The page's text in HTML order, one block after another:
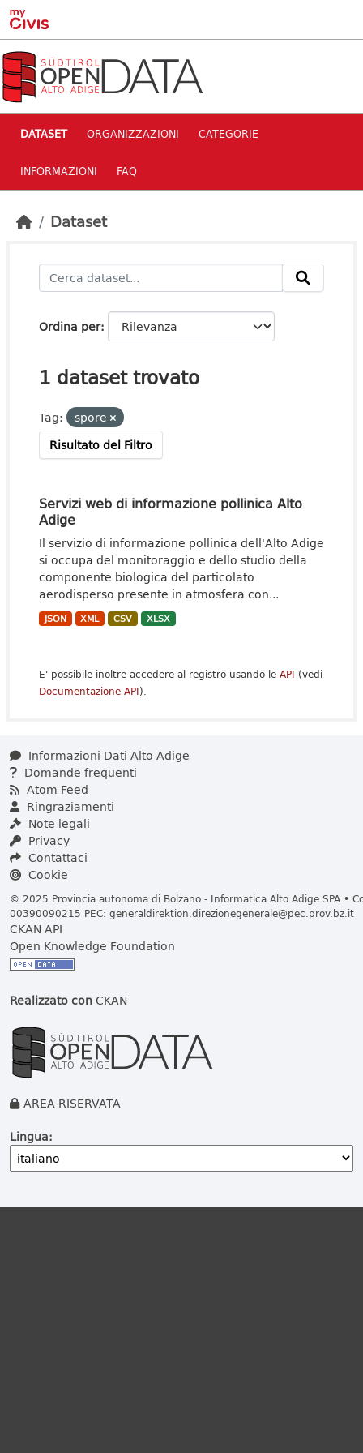
Skip to main content
DATASET ORGANIZZAZIONI CATEGORIE
INFORMAZIONI FAQ
Dataset
Ordina per
1 dataset trovato
Tag:
spore
Risultato del Filtro
Servizi web di informazione pollinica Alto
Adige
Il servizio di informazione pollinica dell'Alto Adige
si occupa del monitoraggio e dello studio della
componente biologica del particolato
aerodisperso presente in atmosfera con...
JSON XML CSV XLSX
E' possibile inoltre accedere al registro usando le API (vedi
Documentazione API).
Informazioni Dati Alto Adige
Domande frequenti
Atom Feed
Ringraziamenti
Note legali
Privacy
Contattaci
Cookie
© 2025 Provincia autonoma di Bolzano - Informatica Alto Adige SPA •
00390090215 PEC: generaldirektion.direzionegenerale@pec.prov.bz.it
CKAN API
Open Knowledge Foundation
Realizzato conCKAN
AREA RISERVATA
Lingua